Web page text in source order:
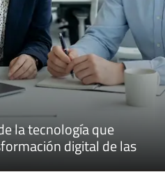
la tecnología que
digital de las